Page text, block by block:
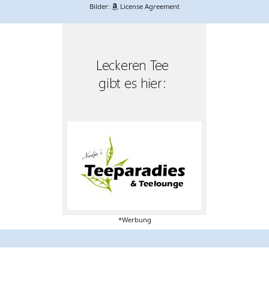
Bilder: License Agreement
*Werbung